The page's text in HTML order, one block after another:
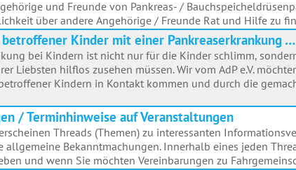
und Freunde von Pankreas- /
über andere Angehörige / Freunde Rat und Hilfe zu
Kinder mit einer Pankreaserkrankung …
bei Kindern ist nicht nur für die Kinder schlimm,
Liebsten hilflos zusehen müssen. Wir vom AdP e.V.
Kindern in Kontakt kommen und durch die
/ Terminhinweise auf Veranstaltungen
Threads (Themen) zu interessanten
allgemeine Bekanntmachungen. Innerhalb eines jeden
und wenn Sie möchten Vereinbarungen zu